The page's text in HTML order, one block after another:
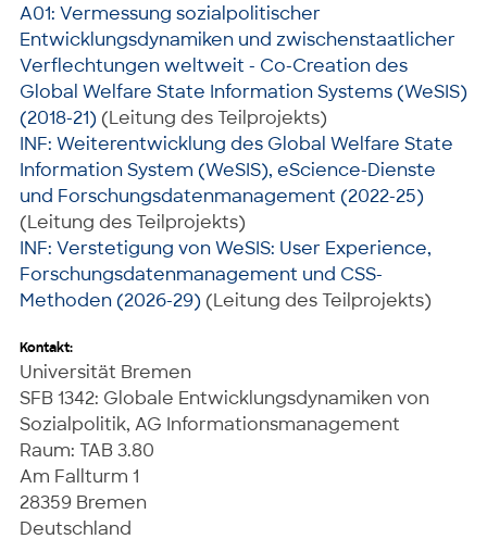
A01: Vermessung sozialpolitischer
Entwicklungsdynamiken und zwischenstaatlicher
Verflechtungen weltweit - Co-Creation des
Global Welfare State Information Systems (WeSIS)
(2018-21) (Leitung des Teilprojekts)
INF: Weiterentwicklung des Global Welfare State
Information System (WeSIS), eScience-Dienste
und Forschungsdatenmanagement (2022-25)
(Leitung des Teilprojekts)
INF: Verstetigung von WeSIS: User Experience,
Forschungsdatenmanagement und CSS-
Methoden (2026-29) (Leitung des Teilprojekts)
Kontakt:
Universität Bremen
SFB 1342: Globale Entwicklungsdynamiken von
Sozialpolitik, AG Informationsmanagement
Raum: TAB 3.80
Am Fallturm 1
28359 Bremen
Deutschland